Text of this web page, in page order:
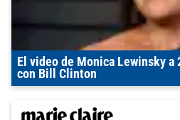
El video de Monica Lewinsky a
con Bill Clinton